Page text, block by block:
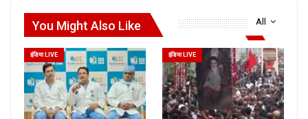
All
You Might Also Like
इंडिया LIVE इंडिया LIVE